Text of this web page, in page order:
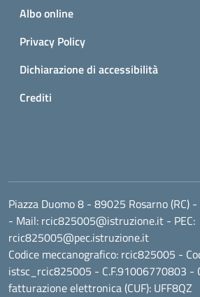
Albo online
Privacy Policy
Dichiarazione di accessibilità
Crediti
Piazza Duomo 8 - 89025 Rosarno (RC) -
- Mail: rcic825005@istruzione.it - PEC:
rcic825005@pec.istruzione.it
Codice meccanografico: rcic825005 -
istsc_rcic825005 - C.F.91006770803 -
fatturazione elettronica (CUF): UFF8QZ